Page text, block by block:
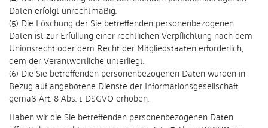
Daten erfolgt unrechtmäßig.
(5) Die Löschung der Sie betreffenden personenbezogenen
Daten ist zur Erfüllung einer rechtlichen Verpflichtung nach dem
Unionsrecht oder dem Recht der Mitgliedstaaten erforderlich,
dem der Verantwortliche unterliegt.
(6) Die Sie betreffenden personenbezogenen Daten wurden in
Bezug auf angebotene Dienste der Informationsgesellschaft
gemäß Art. 8 Abs. 1 DSGVO erhoben.
Haben wir die Sie betreffenden personenbezogenen Daten